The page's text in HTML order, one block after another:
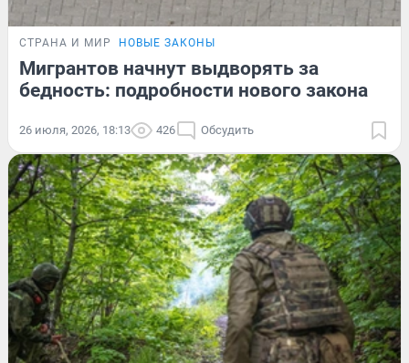
СТРАНА И МИР НОВЫЕ ЗАКОНЫ
Мигрантов начнут выдворять за
бедность: подробности нового закона
26 июля, 2026, 18:13 426 Обсудить